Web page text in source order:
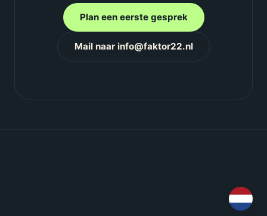
Plan een eerste gesprek
Mail naar info@faktor22.nl